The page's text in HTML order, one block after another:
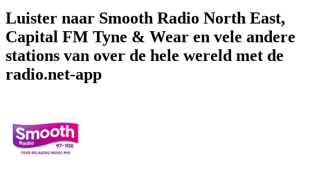
Luister naar Smooth Radio North East,
Capital FM Tyne & Wear en vele andere
stations van over de hele wereld met de
radio.net-app